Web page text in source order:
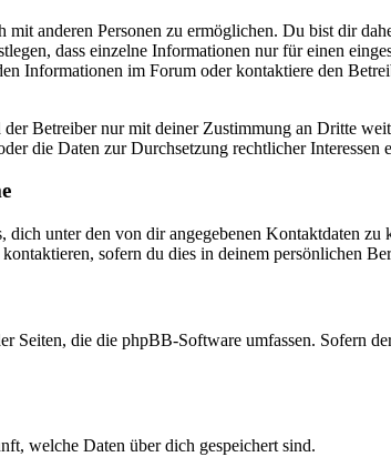
mit anderen Personen zu ermöglichen. Du bist dir
dass einzelne Informationen nur für einen
Informationen im Forum oder kontaktiere den
Betreiber nur mit deiner Zustimmung an Dritte
die Daten zur Durchsetzung rechtlicher Interessen
dich unter den von dir angegebenen Kontaktdaten
sofern du dies in deinem persönlichen
Seiten, die die phpBB-Software umfassen. Sofern
welche Daten über dich gespeichert sind.